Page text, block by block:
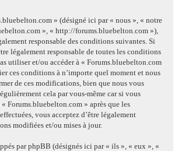
» (désigné ici par « nous », « notre
», « http://forums.bluebelton.com »),
responsable des conditions suivantes. Si
légalement responsable de toutes les conditions
utiliser et/ou accéder à « Forums.bluebelton.com
ces conditions à n’importe quel moment et nous
de ces modifications, bien que nous vous
cela par vous-même car si vous
Forums.bluebelton.com » après que les
vous acceptez d’être légalement
modifiées et/ou mises à jour.
par phpBB (désignés ici par « ils », « eux », «